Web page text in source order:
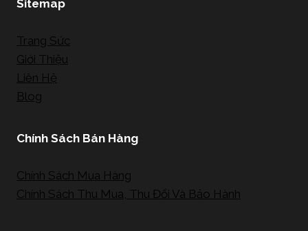
Sitemap
Trang Sức
Giới Thiệu
Liên Hệ
Blog
Chính Sách Bán Hàng
Chính Sách Mua Hàng
Chính Sách Thu Mua, Thu Đổi Và Bảo Hành